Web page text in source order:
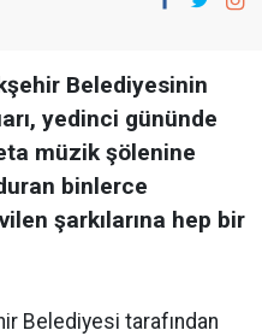
Belediyesinin
yedinci gününde
müzik şölenine
binlerce
şarkılarına hep bir
Belediyesi tarafından